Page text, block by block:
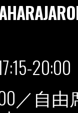
20:00
／自由